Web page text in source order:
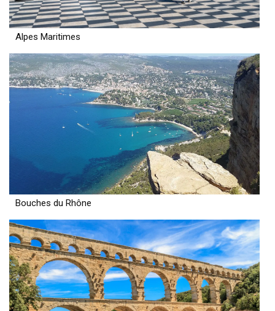
Alpes Maritimes
Bouches du Rhône